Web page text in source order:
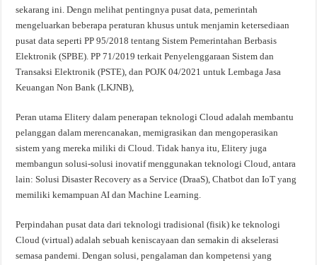
sekarang ini. Dengn melihat pentingnya pusat data, pemerintah
mengeluarkan beberapa peraturan khusus untuk menjamin ketersediaan
pusat data seperti PP 95/2018 tentang Sistem Pemerintahan Berbasis
Elektronik (SPBE). PP 71/2019 terkait Penyelenggaraan Sistem dan
Transaksi Elektronik (PSTE), dan POJK 04/2021 untuk Lembaga Jasa
Keuangan Non Bank (LKJNB),
Peran utama Elitery dalam penerapan teknologi Cloud adalah membantu
pelanggan dalam merencanakan, memigrasikan dan mengoperasikan
sistem yang mereka miliki di Cloud. Tidak hanya itu, Elitery juga
membangun solusi-solusi inovatif menggunakan teknologi Cloud, antara
lain: Solusi Disaster Recovery as a Service (DraaS), Chatbot dan IoT yang
memiliki kemampuan AI dan Machine Learning.
Perpindahan pusat data dari teknologi tradisional (fisik) ke teknologi
Cloud (virtual) adalah sebuah keniscayaan dan semakin di akselerasi
semasa pandemi. Dengan solusi, pengalaman dan kompetensi yang